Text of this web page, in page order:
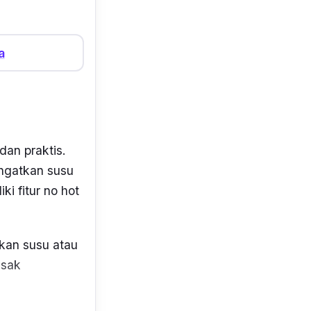
praktis.
susu
fitur no hot
susu atau